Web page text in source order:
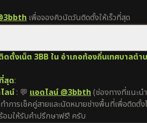
เพื่อจองคิวนัดวันติดตั้งให้เร็วที่สุด
ตั้งเน็ต 3BB ใน อำเภอท้องถิ่นเทศบาลตำ
สุด:
ลน์: 💬 แอดไลน์ @3bbth(ช่องทางที่แนะน
ทำการเช็คคู่สายและนัดหมายช่างพื้นที่เพื่อติดตั้ง
อมให้รับคำปรึกษาฟรี! ครับ